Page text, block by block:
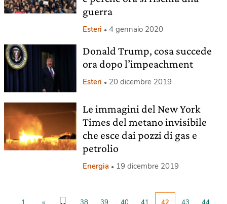
guerra
Esteri 4 gennaio 2020
Donald Trump, cosa succede
ora dopo l’impeachment
Esteri 20 dicembre 2019
Le immagini del New York
Times del metano invisibile
che esce dai pozzi di gas e
petrolio
Energia 19 dicembre 2019
...